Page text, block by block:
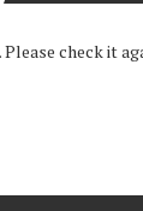
Please check it